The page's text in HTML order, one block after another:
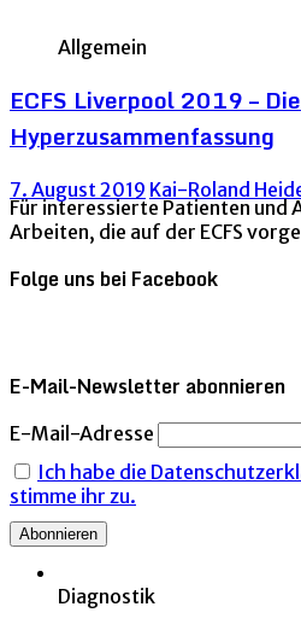
Allgemein
ECFS Liverpool 2019 – Die
Hyperzusammenfassung
7. August 2019 Kai-Roland
Für interessierte Patienten und
Arbeiten, die auf der ECFS
Folge uns bei Facebook
E-Mail-Newsletter abonnieren
E-Mail-Adresse
Ich habe die
stimme ihr zu.
Diagnostik